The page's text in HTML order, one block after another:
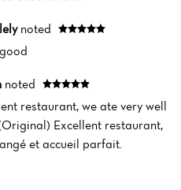
noted
noted
restaurant, we ate very well
et accueil parfait.